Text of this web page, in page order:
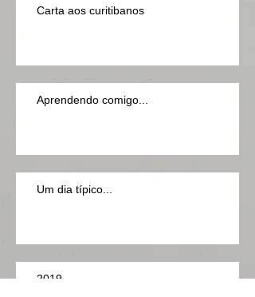
Carta aos curitibanos
Aprendendo comigo...
Um dia típico...
2019